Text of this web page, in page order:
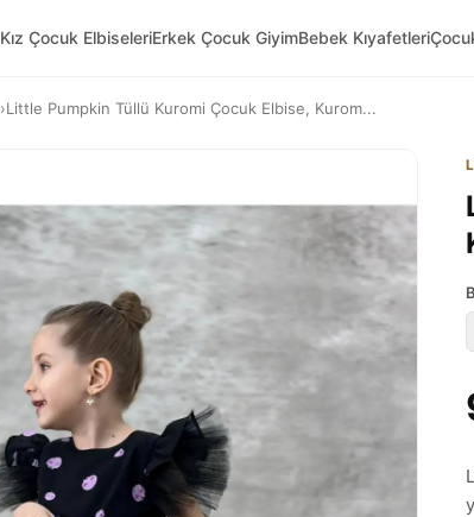
Kız Çocuk ElbiseleriErkek Çocuk GiyimBebek Kıyafetleri
›Little Pumpkin Tüllü Kuromi Çocuk Elbise, Kurom...